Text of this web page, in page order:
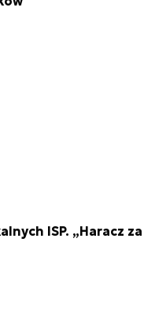
ISP. „Haracz za